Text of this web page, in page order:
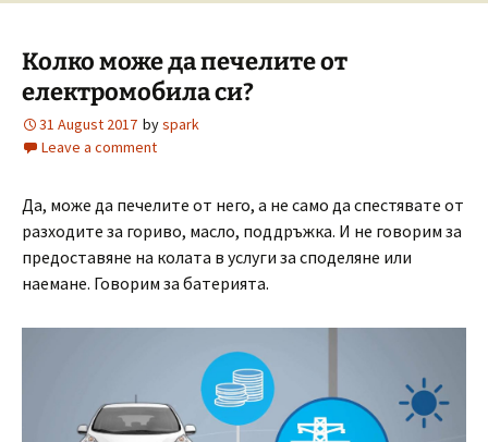
Колко може да печелите от
електромобила си?
31 August 2017 byspark
Leave a comment
Да, може да печелите от него, а не само да спестявате от
разходите за гориво, масло, поддръжка. И не говорим за
предоставяне на колата в услуги за споделяне или
наемане. Говорим за батерията.